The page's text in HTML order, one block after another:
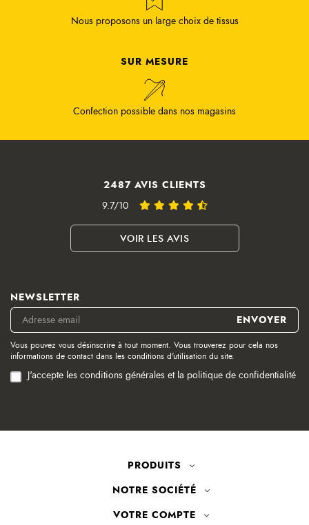
Nous proposons un large choix de tissus
SUR MESURE
Confection possible dans nos magasins
2487 AVIS CLIENTS
9.7/10
VOIR LES AVIS
NEWSLETTER
Vous pouvez vous désinscrire à tout moment. Vous trouverez pour cela nos
informations de contact dans les conditions d'utilisation du site.
J'accepte les conditions générales et la politique de confidentialité
PRODUITS
NOTRE SOCIÉTÉ
VOTRE COMPTE